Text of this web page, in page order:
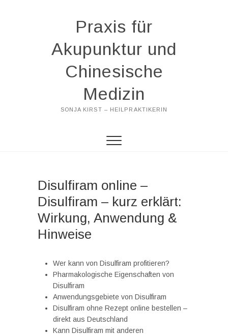
Praxis für
Akupunktur und
Chinesische
Medizin
SONJA KIRST – HEILPRAKTIKERIN
Disulfiram online –
Disulfiram – kurz erklärt:
Wirkung, Anwendung &
Hinweise
Wer kann von Disulfiram profitieren?
Pharmakologische Eigenschaften von
Disulfiram
Anwendungsgebiete von Disulfiram
Disulfiram ohne Rezept online bestellen –
direkt aus Deutschland
Kann Disulfiram mit anderen